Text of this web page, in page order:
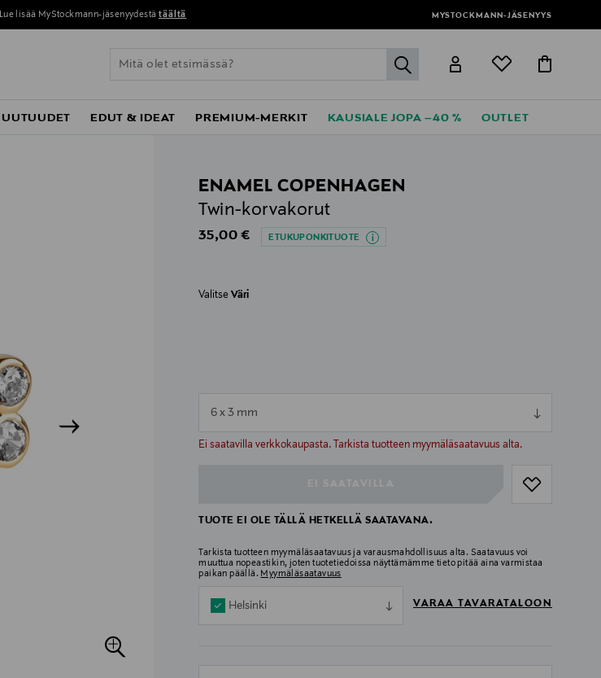
Lue lisää MyStockmann-jäsenyydestä täältä MYSTOCKMANN-JÄSENYYS
label.header.go
UUTUUDET EDUT & IDEAT PREMIUM-MERKIT KAUSIALE JOPA –40 % OUTLET
ENAMEL COPENHAGEN
Twin-korvakorut
Original Price
35,00 € ETUKUPONKITUOTE
ValitseVäri
6 x 3 mm
Ei saatavilla verkkokaupasta. Tarkista tuotteen myymäläsaatavuus alta.
null
TUOTE EI OLE TÄLLÄ HETKELLÄ SAATAVANA.
Tarkista tuotteen myymäläsaatavuus ja varausmahdollisuus alta. Saatavuus voi
muuttua nopeastikin, joten tuotetiedoissa näyttämämme tieto pitää aina varmistaa
paikan päällä. Myymäläsaatavuus
Helsinki VARAA TAVARATALOON